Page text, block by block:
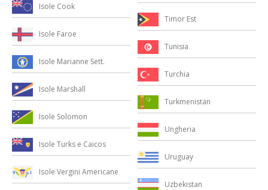
Isole Cook
Isole Faroe
Isole Marianne Sett.
Isole Marshall
Isole Solomon
Isole Turks e Caicos
Isole Vergini Americane
Timor Est
Tunisia
Turchia
Turkmenistan
Ungheria
Uruguay
Uzbekistan